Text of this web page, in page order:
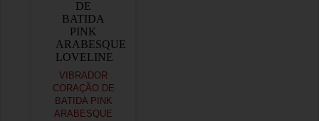
VIBRADOR
CORAÇÃO DE
BATIDA PINK
ARABESQUE